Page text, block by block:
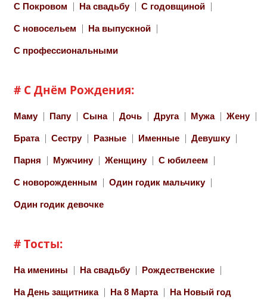
С Покровом На свадьбу С годовщиной
С новосельем На выпускной
С профессиональными
# С Днём Рождения:
Маму Папу Сына Дочь Друга Мужа Жену
Брата Сестру Разные Именные Девушку
Парня Мужчину Женщину С юбилеем
С новорожденным Один годик мальчику
Один годик девочке
# Тосты:
На именины На свадьбу Рождественские
На День защитника На 8 Марта На Новый год